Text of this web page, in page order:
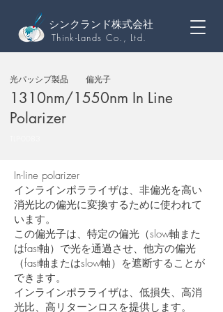
シンクランド株式会社
Think-Lands Co., Ltd.
光パッシブ製品 偏光子
1310nm/1550nm In Line
Polarizer
In-line polarizer
インラインポラライザは、非偏光を高い
消光比の偏光に変換するために使われて
います。
この偏光子は、特定の偏光（slow軸また
はfast軸）で光を通過させ、他方の偏光
（fast軸またはslow軸）を遮断することが
できます。
インラインポラライザは、低損失、高消
光比、高リターンロスを提供します。